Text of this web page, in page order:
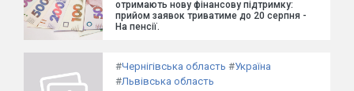
отримають нову фінансову підтримку:
прийом заявок триватиме до 20 серпня -
На пенсії.
#Чернігівська область #Україна
#Львівська область